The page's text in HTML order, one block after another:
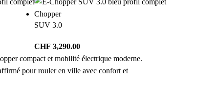
Chopper
SUV 3.0
CHF 3,290.00